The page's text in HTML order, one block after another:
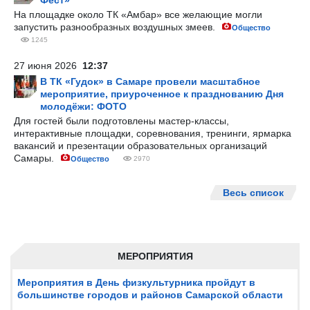
МЕРОПРИЯТИЯ
Мероприятия в День физкультурника пройдут в
большинстве городов и районов Самарской области
На площадке около ТК «Амбар» все желающие могли
запустить разнообразных воздушных змеев.
Общество
1245
27 июня 2026 12:37
В ТК «Гудок» в Самаре провели масштабное
мероприятие, приуроченное к празднованию Дня
молодёжи: ФОТО
Для гостей были подготовлены мастер-классы,
интерактивные площадки, соревнования, тренинги, ярмарка
вакансий и презентации образовательных организаций
Самары.
Общество 2970
Весь список